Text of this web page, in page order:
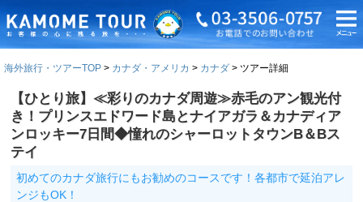
海外旅行・ツアーTOP カナダ・アメリカ カナダ ツアー詳細
【ひとり旅】≪彩りのカナダ周遊≫赤毛のアン観光付
き！プリンスエドワード島とナイアガラ＆カナディア
ンロッキー7日間◆憧れのシャーロットタウンB＆Bス
テイ
初めてのカナダ旅行にもお勧めのコースです！各都市で延泊アレ
ンジもOK！